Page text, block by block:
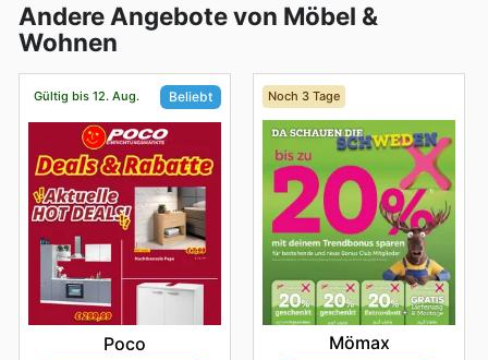
Andere Angebote von Möbel &
Wohnen
Gültig bis 12. Aug. Beliebt
Poco
Noch 3 Tage
Mömax